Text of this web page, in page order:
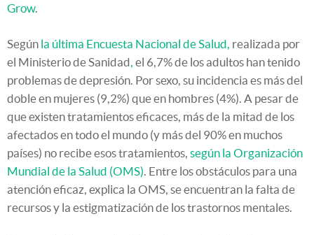
Grow.
Según la última Encuesta Nacional de Salud, realizada por
el Ministerio de Sanidad, el 6,7% de los adultos han tenido
problemas de depresión. Por sexo, su incidencia es más del
doble en mujeres (9,2%) que en hombres (4%). A pesar de
que existen tratamientos eficaces, más de la mitad de los
afectados en todo el mundo (y más del 90% en muchos
países) no recibe esos tratamientos, según la Organización
Mundial de la Salud (OMS). Entre los obstáculos para una
atención eficaz, explica la OMS, se encuentran la falta de
recursos y la estigmatización de los trastornos mentales.